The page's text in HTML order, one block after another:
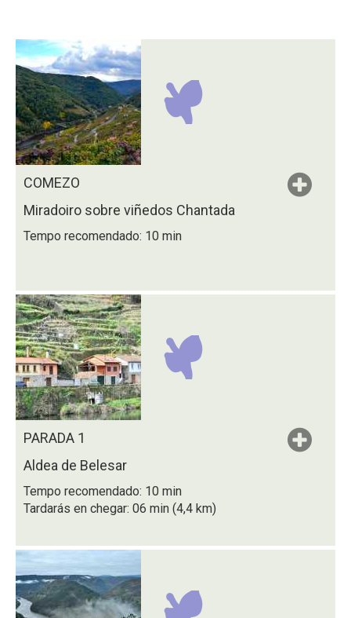
COMEZO
Miradoiro sobre viñedos Chantada
Tempo recomendado: 10 min
PARADA 1
Aldea de Belesar
Tempo recomendado: 10 min
Tardarás en chegar: 06 min (4,4 km)